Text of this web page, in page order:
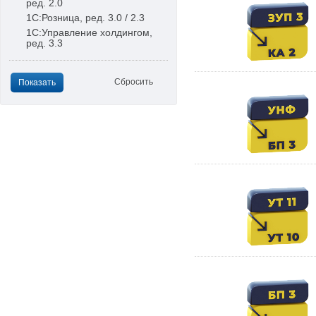
ред. 2.0
1С:Розница, ред. 3.0 / 2.3
1С:Управление холдингом,
ред. 3.3